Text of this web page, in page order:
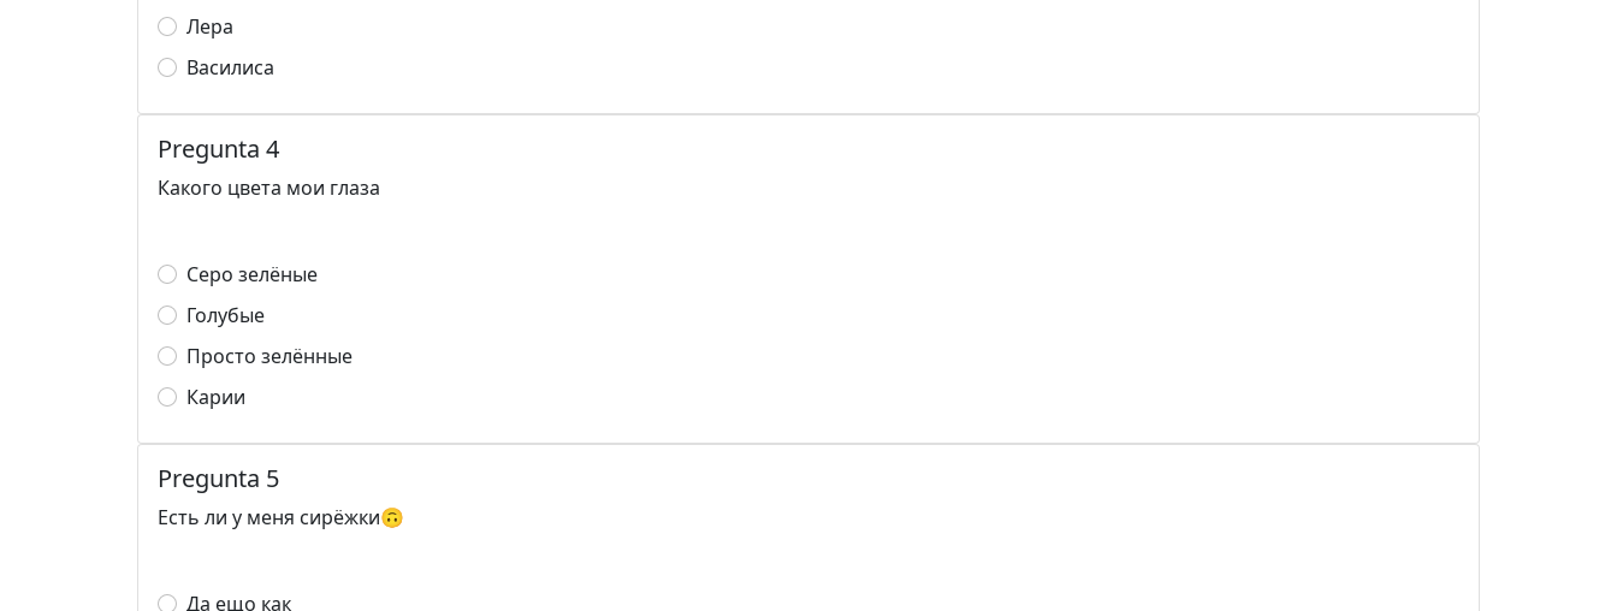
Лера
Василиса
Pregunta 4
Какого цвета мои глаза
Серо зелёные
Голубые
Просто зелённые
Карии
Pregunta 5
Есть ли у меня сирёжки🙃
Да ещо как